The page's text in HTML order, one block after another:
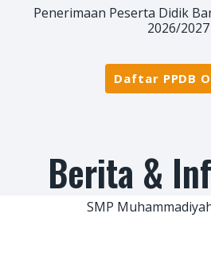
Penerimaan Peserta Didik
2026/2027
Daftar PPDB
Berita &
SMP